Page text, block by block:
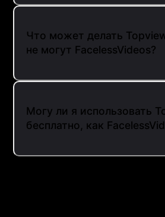
Что может делать
не могут FacelessVideos?
Могу ли я использовать
бесплатно, как